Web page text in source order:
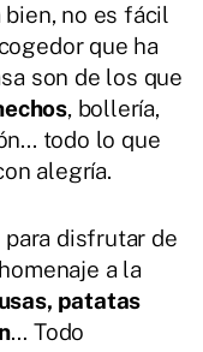
no es fácil
que ha
son de los que
, bollería,
todo lo que
alegría.
para disfrutar de
a la
patatas
… Todo